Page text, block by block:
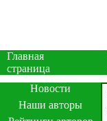
Главная
страница
Новости
Наши авторы